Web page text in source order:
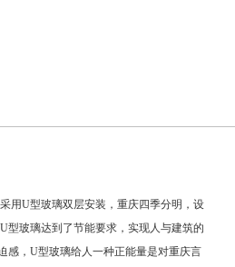
用U型玻璃双层安装，重庆四季分明，设
型玻璃达到了节能要求，实现人与建筑的
感，U型玻璃给人一种正能量是对重庆言